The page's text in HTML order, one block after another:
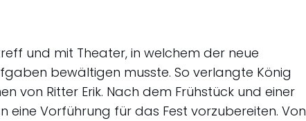
und mit Theater, in welchem der neue
bewältigen musste. So verlangte König
von Ritter Erik. Nach dem Frühstück und einer
eine Vorführung für das Fest vorzubereiten. Von